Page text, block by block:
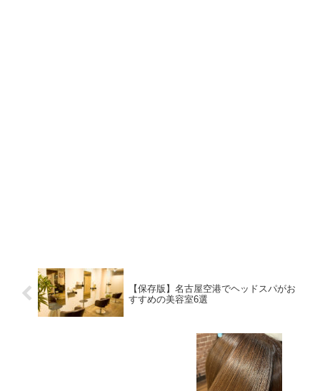
【保存版】名古屋空港でヘッドスパがお
すすめの美容室6選